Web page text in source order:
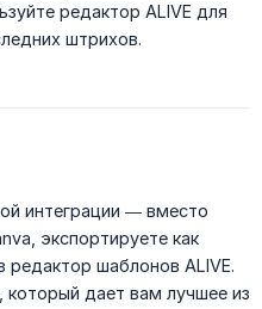
редактор ALIVE для
штрихов.
интеграции — вместо
экспортируете как
редактор шаблонов ALIVE.
дает вам лучшее из